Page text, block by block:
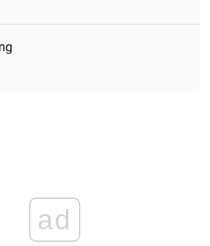
ad